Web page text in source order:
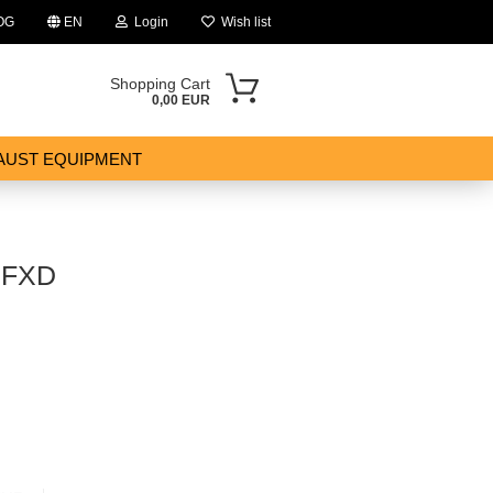
EN Login Wish list
Shopping Cart
0,00 EUR
EQUIPMENT